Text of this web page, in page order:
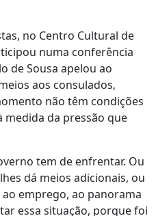
no Centro Cultural de
numa conferência
de Sousa apelou ao
aos consulados,
não têm condições
da pressão que
tem de enfrentar. Ou
dá meios adicionais, ou
emprego, ao panorama
essa situação, porque foi